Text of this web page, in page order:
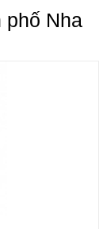
phố Nha